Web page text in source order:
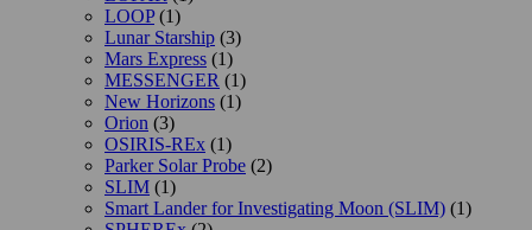
LOOP(1)
Lunar Starship (3)
Mars Express (1)
MESSENGER (1)
New Horizons (1)
Orion (3)
OSIRIS-REx (1)
Parker Solar Probe (2)
SLIM (1)
Smart Lander for Investigating Moon (SLIM) (1)